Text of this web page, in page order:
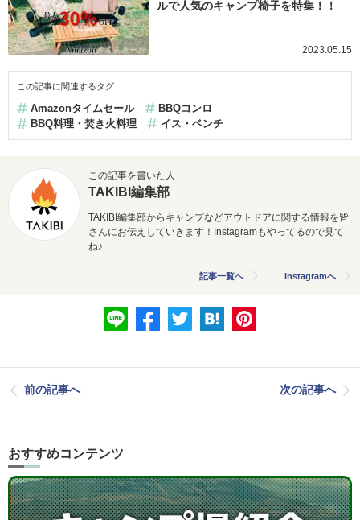
ルで人気のキャンプ椅子を特集！！
2023.05.15
この記事に関連するタグ
Amazonタイムセール
BBQコンロ
BBQ料理・焚き火料理
イス・ベンチ
この記事を書いた人
TAKIBI編集部
TAKIBI編集部からキャンプなどアウトドアに関する情報を皆
さんにお伝えしていきます！Instagramもやってるので見て
ね♪
記事一覧へ Instagramへ
前の記事へ 次の記事へ
おすすめコンテンツ